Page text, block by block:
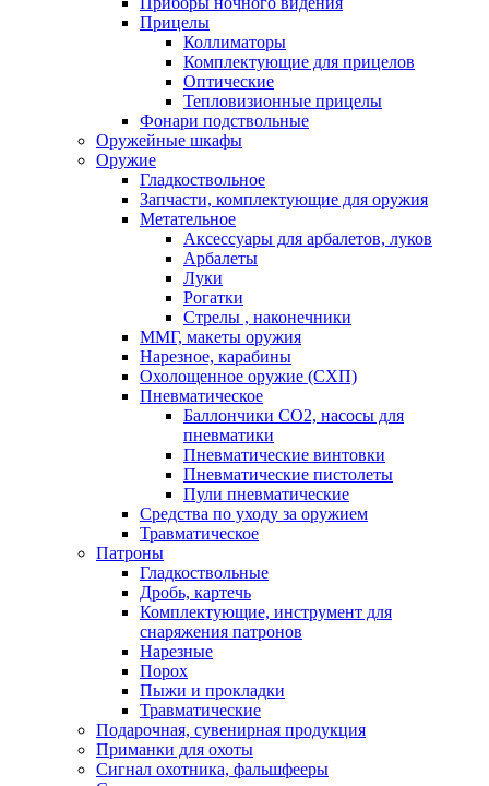
Прицелы
Коллиматоры
Комплектующие для прицелов
Оптические
Тепловизионные прицелы
Фонари подствольные
Оружейные шкафы
Оружие
Гладкоствольное
Запчасти, комплектующие для оружия
Метательное
Аксессуары для арбалетов, луков
Арбалеты
Луки
Рогатки
Стрелы , наконечники
ММГ, макеты оружия
Нарезное, карабины
Охолощенное оружие (СХП)
Пневматическое
Баллончики СО2, насосы для
пневматики
Пневматические винтовки
Пневматические пистолеты
Пули пневматические
Средства по уходу за оружием
Травматическое
Патроны
Гладкоствольные
Дробь, картечь
Комплектующие, инструмент для
снаряжения патронов
Нарезные
Порох
Пыжи и прокладки
Травматические
Подарочная, сувенирная продукция
Приманки для охоты
Сигнал охотника, фальшфееры